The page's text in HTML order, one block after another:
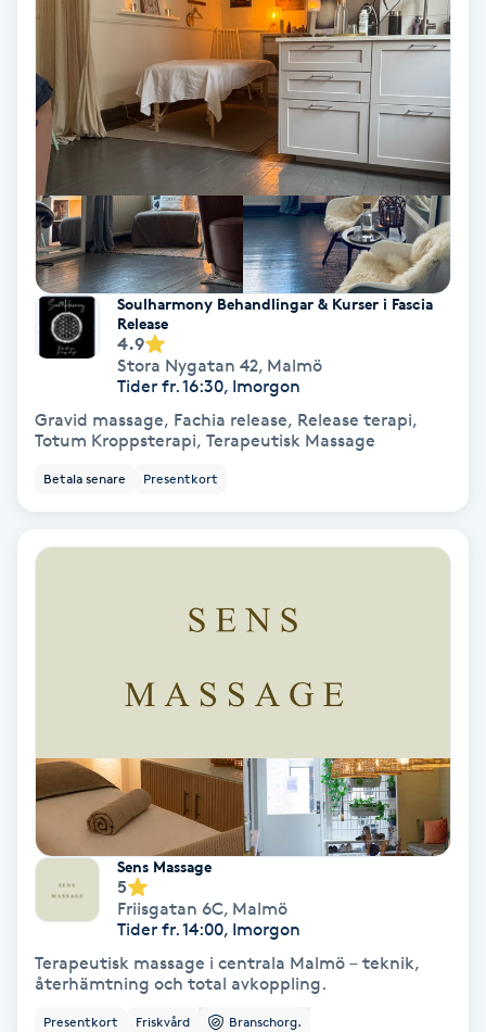
Hårborttagning
Hårbottenbehandling
Hårförlängning
Hårvård
Hälsa
Idrottsmassage
Katun fransar
Kemisk peeling
Keratinbehandling
Soulharmony Behandlingar & Kurser i Fascia
Release
4.9
Stora Nygatan 42, Malmö
Tider fr. 16:30, Imorgon
Gravid massage, Fachia release, Release terapi,
Totum Kroppsterapi, Terapeutisk Massage
Betala senare Presentkort
Sens Massage
5
Friisgatan 6C, Malmö
Tider fr. 14:00, Imorgon
Terapeutisk massage i centrala Malmö – teknik,
återhämtning och total avkoppling.
Presentkort Friskvård Branschorg.